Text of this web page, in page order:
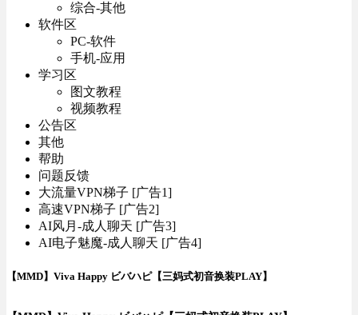
综合-其他
软件区
PC-软件
手机-应用
学习区
图文教程
视频教程
公告区
其他
帮助
问题反馈
大流量VPN梯子 [广告1]
高速VPN梯子 [广告2]
AI风月-成人聊天 [广告3]
AI电子魅魔-成人聊天 [广告4]
【MMD】Viva Happy ビバハピ【三妈式初音换装PLAY】